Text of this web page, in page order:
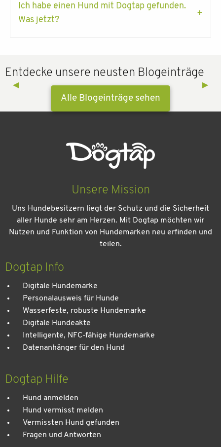
Ich habe einen Hund mit Dogtap gefunden.
Was jetzt?
Entdecke unsere neusten Blogeinträge
Previous Slide
◀︎ Next
▶︎
Alle Blogeinträge sehen
Unsere Mission
Uns Hundebesitzern liegt der Schutz und die Sicherheit
aller Hunde sehr am Herzen. Mit Dogtap möchten wir
Nutzen und Funktion von Hundemarken neu erfinden und
teilen.
Dogtap Info
Digitale Hundemarke
Personalausweis für Hunde
Wasserfeste, robuste Hundemarke
Digitale Hundeakte
Intelligente, NFC-fähige Hundemarke
Datenanhänger für den Hund
Dogtap Hilfe
Hund anmelden
Hund vermisst melden
Vermissten Hund gefunden
Fragen und Antworten